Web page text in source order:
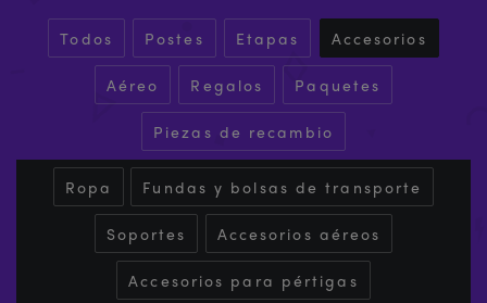
Todos Postes Etapas Accesorios
Aéreo Regalos Paquetes
Piezas de recambio
Ropa Fundas y bolsas de transporte
Soportes Accesorios aéreos
Accesorios para pértigas